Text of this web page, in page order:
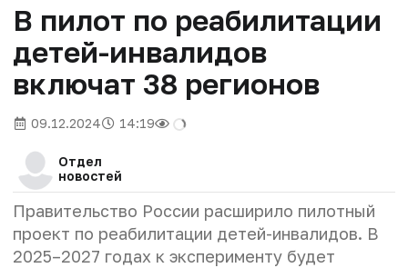
В пилот по реабилитации
детей-инвалидов
включат 38 регионов
09.12.2024 14:19
Отдел
новостей
Правительство России расширило пилотный
проект по реабилитации детей-инвалидов. В
2025–2027 годах к эксперименту будет